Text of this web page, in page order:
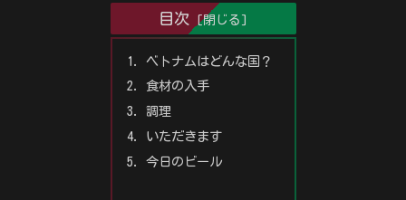
目次
ベトナムはどんな国？
食材の入手
調理
いただきます
今日のビール